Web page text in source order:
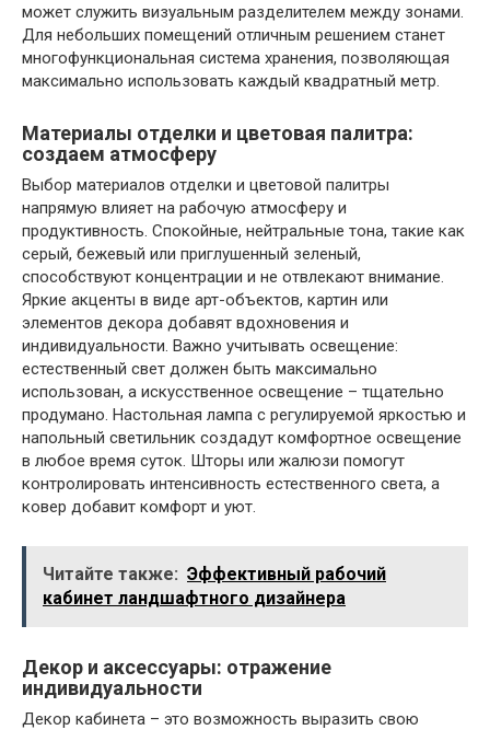
может служить визуальным разделителем между зонами.
Для небольших помещений отличным решением станет
многофункциональная система хранения, позволяющая
максимально использовать каждый квадратный метр.
Материалы отделки и цветовая палитра:
создаем атмосферу
Выбор материалов отделки и цветовой палитры
напрямую влияет на рабочую атмосферу и
продуктивность. Спокойные, нейтральные тона, такие как
серый, бежевый или приглушенный зеленый,
способствуют концентрации и не отвлекают внимание.
Яркие акценты в виде арт-объектов, картин или
элементов декора добавят вдохновения и
индивидуальности. Важно учитывать освещение:
естественный свет должен быть максимально
использован, а искусственное освещение – тщательно
продумано. Настольная лампа с регулируемой яркостью и
напольный светильник создадут комфортное освещение
в любое время суток. Шторы или жалюзи помогут
контролировать интенсивность естественного света, а
ковер добавит комфорт и уют.
Читайте также: Эффективный рабочий
кабинет ландшафтного дизайнера
Декор и аксессуары: отражение
индивидуальности
Декор кабинета – это возможность выразить свою